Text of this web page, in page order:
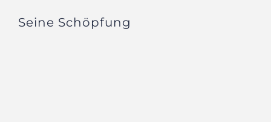
Seine Schöpfung